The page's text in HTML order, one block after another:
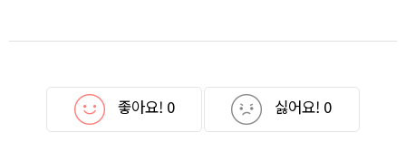
좋아요! 0 싫어요! 0